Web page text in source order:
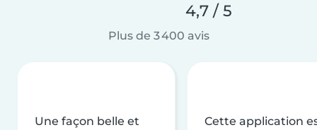
4,7 / 5
Plus de 3 400 avis
Une façon belle et
Cette application